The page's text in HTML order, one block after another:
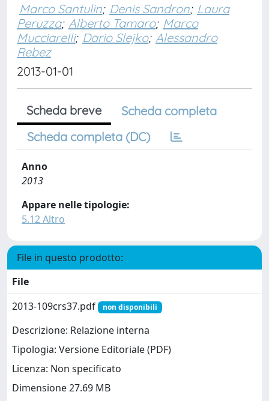
Marco Santulin; Denis Sandron; Laura
Peruzza; Alberto Tamaro; Marco
Mucciarelli; Dario Slejko; Alessandro
Rebez
2013-01-01
Scheda breve
Scheda completa
Scheda completa (DC)
Anno
2013
Appare nelle tipologie:
5.12 Altro
File in questo prodotto:
File
2013-109crs37.pdf
non disponibili
Descrizione: Relazione interna
Tipologia: Versione Editoriale (PDF)
Licenza: Non specificato
Dimensione 27.69 MB